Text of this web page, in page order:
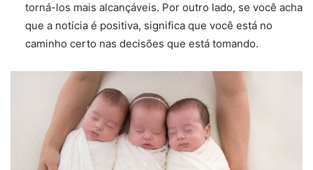
torná-los mais alcançáveis. Por outro lado, se você acha
que a notícia é positiva, significa que você está no
caminho certo nas decisões que está tomando.